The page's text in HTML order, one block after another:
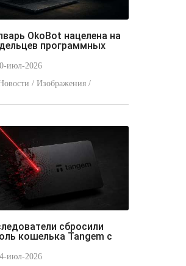
программных
июл-2026
/ Изображения /
CSS / Линии и рамки /
уроки / Заработок
кошелька Tangem с
июл-2026